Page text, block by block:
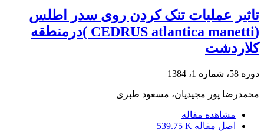
تاثیر عملیات تنک کردن روی سدر اطلس
(CEDRUS atlantica manetti )درمنطقه
کلاردشت
دوره 58، شماره 1، 1384
محمدرضا پور مجیدیان، مسعود طبری
مشاهده مقاله
اصل مقاله 539.75 K